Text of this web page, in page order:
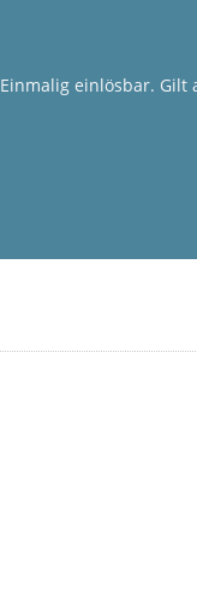
Einmalig einlösbar. Gilt